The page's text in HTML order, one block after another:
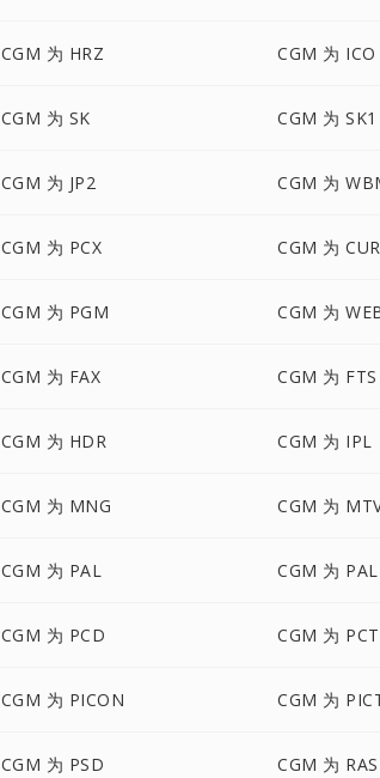
CGM 为 HRZ CGM 为 ICO
CGM 为 SK CGM 为 SK1
CGM 为 JP2 CGM 为
CGM 为 PCX CGM 为 CUR
CGM 为 PGM CGM 为
CGM 为 FAX CGM 为 FTS
CGM 为 HDR CGM 为 IPL
CGM 为 MNG CGM 为
CGM 为 PAL CGM 为
CGM 为 PCD CGM 为 PCT
CGM 为 PICON CGM 为
CGM 为 PSD CGM 为 RAS